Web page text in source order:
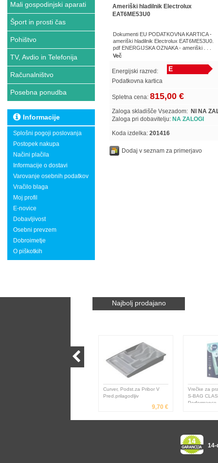
Mali gospodinjski aparati
Šport in prosti čas
Pohištvo
TV, Avdio in Telefonija
Računalništvo
Posebna ponudba
Informacije
Splošni pogoji poslovanja
Postopek nakupa
Načini plačila
Informacije o dostavi
Varovanje osebnih podatkov
Vračilo blaga
Moj profil
E-novice
Dobavljivost
Osebni prevzem
Dobroimetje
O piškotkih
Ameriški hladilnik Electrolux
EAT6ME53U0
Dokumenti EU PODATKOVNA KARTICA -
ameriški hladilnik Electrolux EAT6ME53U0.
pdf ENERGIJSKA OZNAKA - ameriški . . .
Več
Energijski razred: E
Podatkovna kartica
Spletna cena: 815,00 €
Zaloga skladišče Vsezadom: NI NA
Zaloga pri dobavitelju: NA ZALOGI
Koda izdelka: 201416
Dodaj v seznam za primerjavo
Najbolj prodajano
Curver, Podst.za Pribor V
Pred.prilagodljiv
9,70 €
Vrečke za
S-BAG
Performance
14-